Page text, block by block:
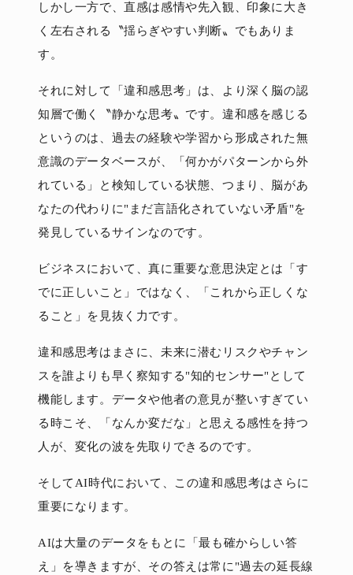
しかし一方で、直感は感情や先入観、印象に大き
く左右される〝揺らぎやすい判断〟でもありま
す。
それに対して「違和感思考」は、より深く脳の認
知層で働く〝静かな思考〟です。違和感を感じる
というのは、過去の経験や学習から形成された無
意識のデータベースが、「何かがパターンから外
れている」と検知している状態、つまり、脳があ
なたの代わりに"まだ言語化されていない矛盾"を
発見しているサインなのです。
ビジネスにおいて、真に重要な意思決定とは「す
でに正しいこと」ではなく、「これから正しくな
ること」を見抜く力です。
違和感思考はまさに、未来に潜むリスクやチャン
スを誰よりも早く察知する"知的センサー"として
機能します。データや他者の意見が整いすぎてい
る時こそ、「なんか変だな」と思える感性を持つ
人が、変化の波を先取りできるのです。
そしてAI時代において、この違和感思考はさらに
重要になります。
AIは大量のデータをもとに「最も確からしい答
え」を導きますが、その答えは常に"過去の延長線